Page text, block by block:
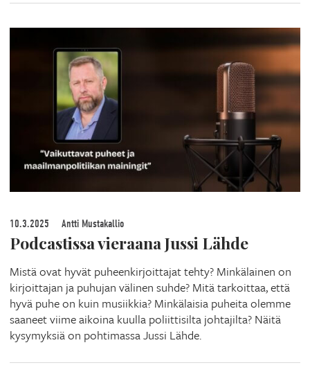
10.3.2025 Antti Mustakallio
Podcastissa vieraana Jussi Lähde
Mistä ovat hyvät puheenkirjoittajat tehty? Minkälainen on
kirjoittajan ja puhujan välinen suhde? Mitä tarkoittaa, että
hyvä puhe on kuin musiikkia? Minkälaisia puheita olemme
saaneet viime aikoina kuulla poliittisilta johtajilta? Näitä
kysymyksiä on pohtimassa Jussi Lähde.